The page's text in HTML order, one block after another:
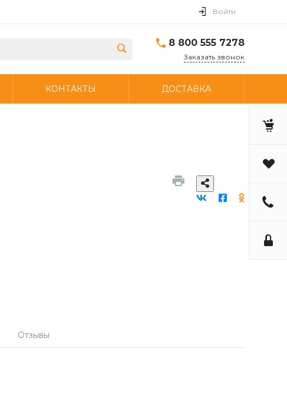
Войти
8 800 555 7278
Заказать звонок
КОНТАКТЫ ДОСТАВКА
Отзывы